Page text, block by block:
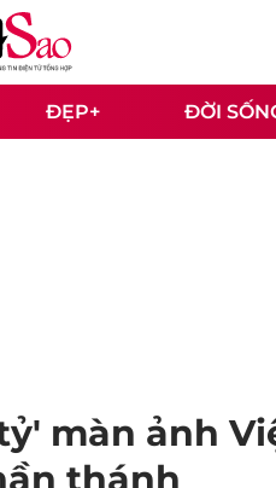
ĐẸP+ ĐỜI
màn ảnh
thánh